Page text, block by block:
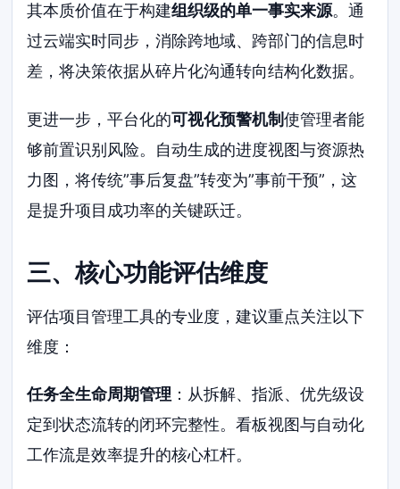
其本质价值在于构建组织级的单一事实来源。通
过云端实时同步，消除跨地域、跨部门的信息时
差，将决策依据从碎片化沟通转向结构化数据。
更进一步，平台化的可视化预警机制使管理者能
够前置识别风险。自动生成的进度视图与资源热
力图，将传统”事后复盘”转变为”事前干预”，这
是提升项目成功率的关键跃迁。
三、核心功能评估维度
评估项目管理工具的专业度，建议重点关注以下
维度：
任务全生命周期管理 ：从拆解、指派、优先级设
定到状态流转的闭环完整性。看板视图与自动化
工作流是效率提升的核心杠杆。